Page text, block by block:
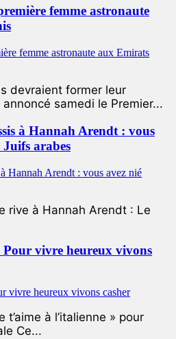
femme astronaute
devraient former leur
samedi le Premier...
à Hannah Arendt : vous
Juifs arabes
rive à Hannah Arendt : Le
Pour vivre heureux vivons
à l’italienne » pour
Ce...